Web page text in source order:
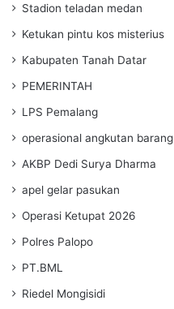
Stadion teladan medan
Ketukan pintu kos misterius
Kabupaten Tanah Datar
PEMERINTAH
LPS Pemalang
operasional angkutan barang
AKBP Dedi Surya Dharma
apel gelar pasukan
Operasi Ketupat 2026
Polres Palopo
PT.BML
Riedel Mongisidi